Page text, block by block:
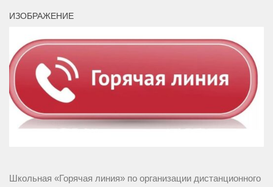
ИЗОБРАЖЕНИЕ
Школьная «Горячая линия» по организации дистанционного